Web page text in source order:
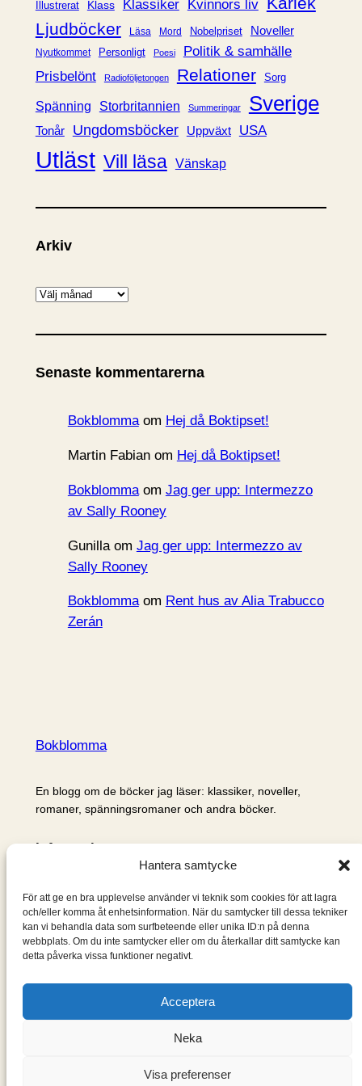
Hantera samtycke
För att ge en bra upplevelse använder vi teknik som cookies för att lagra
och/eller komma åt enhetsinformation. När du samtycker till dessa tekniker
kan vi behandla data som surfbeteende eller unika ID:n på denna
webbplats. Om du inte samtycker eller om du återkallar ditt samtycke kan
detta påverka vissa funktioner negativt.
Acceptera
Neka
Visa preferenser
Illustrerat Klass Klassiker Kvinnors liv
Ljudböcker
Läsa Mord Nobelpriset Noveller
Nyutkommet Personligt Poesi
Politik & samhälle
Prisbelönt
Radioföljetongen Relationer Sorg
Spänning Storbritannien Summeringar Sverige
Tonår Ungdomsböcker Uppväxt USA
Utläst Vill läsa Vänskap
Arkiv
A
k
v
Senaste kommentarerna
Bokblommaom Hej då Boktipset!
Martin Fabianom Hej då Boktipset!
Bokblommaom Jag ger upp: Intermezzo
av Sally Rooney
Gunillaom Jag ger upp: Intermezzo av
Sally Rooney
Bokblommaom Rent hus av Alia Trabucco
Zerán
Bokblomma
En blogg om de böcker jag läser: klassiker, noveller,
romaner, spänningsromaner och andra böcker.
Information
Om mig & om bloggen
S
ö
k
WordPress